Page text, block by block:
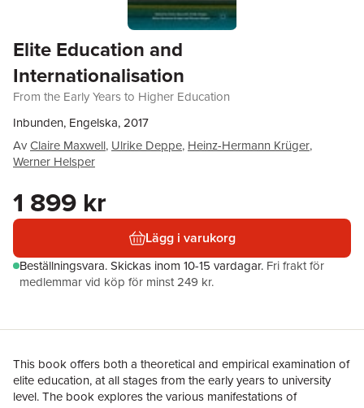
Elite Education and
Internationalisation
From the Early Years to Higher Education
Inbunden, Engelska, 2017
AvClaire Maxwell, Ulrike Deppe, Heinz-Hermann Krüger,
Werner Helsper
1 899 kr
Lägg i varukorg
Beställningsvara.Skickas inom 10-15 vardagar. Fri frakt för
medlemmar vid köp för minst 249 kr.
This book offers both a theoretical and empirical examination of
elite education, at all stages from the early years to university
level. The book explores the various manifestations of